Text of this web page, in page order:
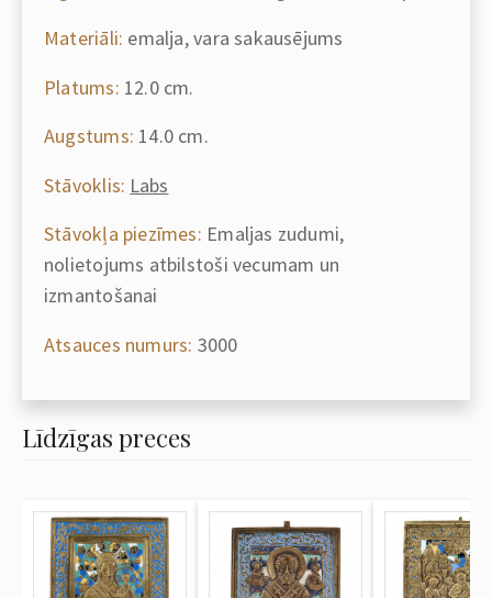
Materiāli: emalja, vara sakausējums
Platums: 12.0 cm.
Augstums: 14.0 cm.
Stāvoklis: Labs
Stāvokļa piezīmes: Emaljas zudumi,
nolietojums atbilstoši vecumam un
izmantošanai
Atsauces numurs: 3000
Līdzīgas preces